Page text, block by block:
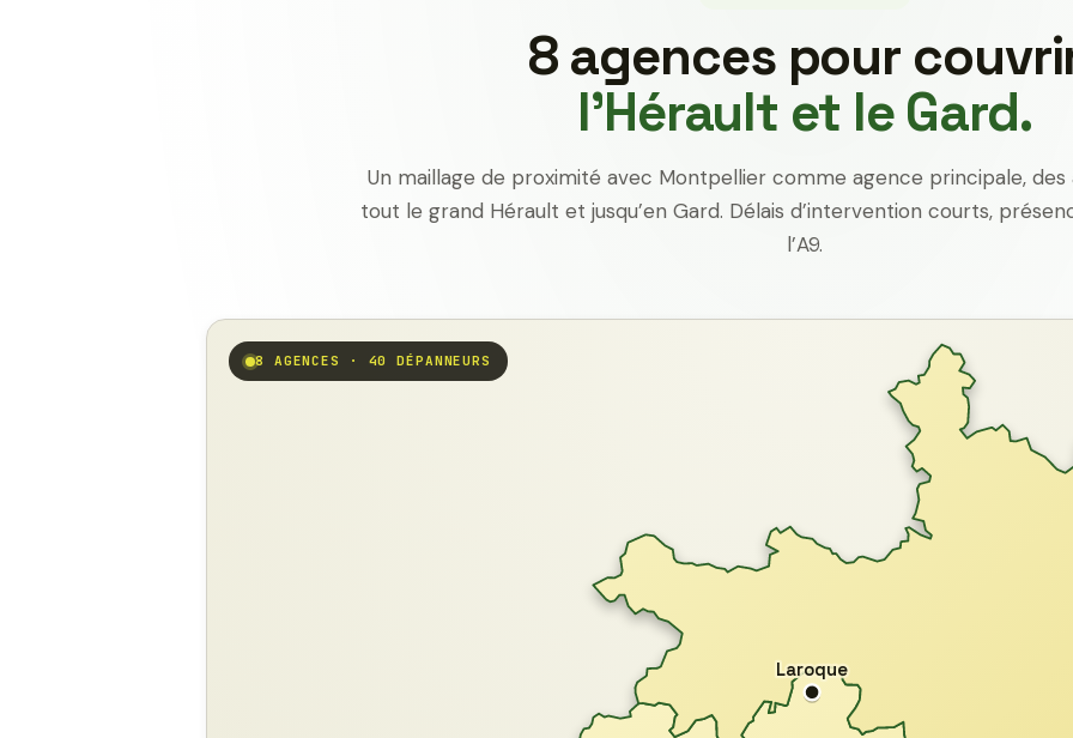
8 agences pour
l’Hérault et le Gard.
Un maillage de proximité avec Montpellier comme agence principale, des
tout le grand Hérault et jusqu’en Gard. Délais d’intervention courts,
l’A9.
Laroque
8 AGENCES · 40 DÉPANNEURS